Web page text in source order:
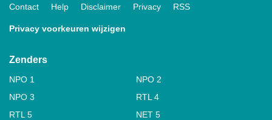
Contact Help Disclaimer Privacy RSS
Privacy voorkeuren wijzigen
Zenders
NPO 1
NPO 2
NPO 3
RTL 4
RTL 5
NET 5